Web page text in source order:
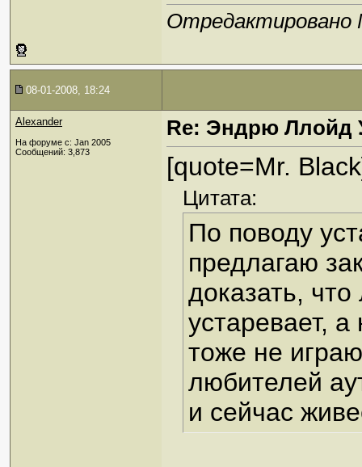
Отредактировано
08-01-2008, 18:24
Alexander
На форуме с: Jan 2005
Сообщений: 3,873
Re: Эндрю Ллойд
[quote=Mr.
Цитата:
По поводу
предлагаю
доказать,
устаревает,
тоже не
любителей
и сейчас